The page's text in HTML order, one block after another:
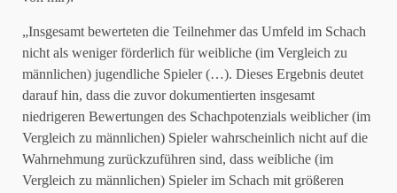
„Insgesamt bewerteten die Teilnehmer das Umfeld im Schach
nicht als weniger förderlich für weibliche (im Vergleich zu
männlichen) jugendliche Spieler (…). Dieses Ergebnis deutet
darauf hin, dass die zuvor dokumentierten insgesamt
niedrigeren Bewertungen des Schachpotenzials weiblicher (im
Vergleich zu männlichen) Spieler wahrscheinlich nicht auf die
Wahrnehmung zurückzuführen sind, dass weibliche (im
Vergleich zu männlichen) Spieler im Schach mit größeren